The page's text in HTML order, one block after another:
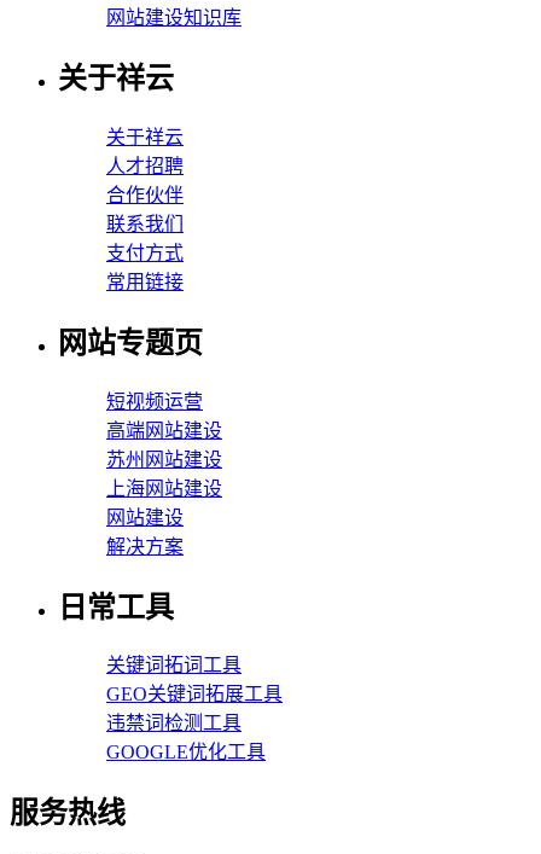
网站建设知识库
关于祥云
关于祥云
人才招聘
合作伙伴
联系我们
支付方式
常用链接
网站专题页
短视频运营
高端网站建设
苏州网站建设
上海网站建设
网站建设
解决方案
日常工具
关键词拓词工具
GEO关键词拓展工具
违禁词检测工具
GOOGLE优化工具
服务热线